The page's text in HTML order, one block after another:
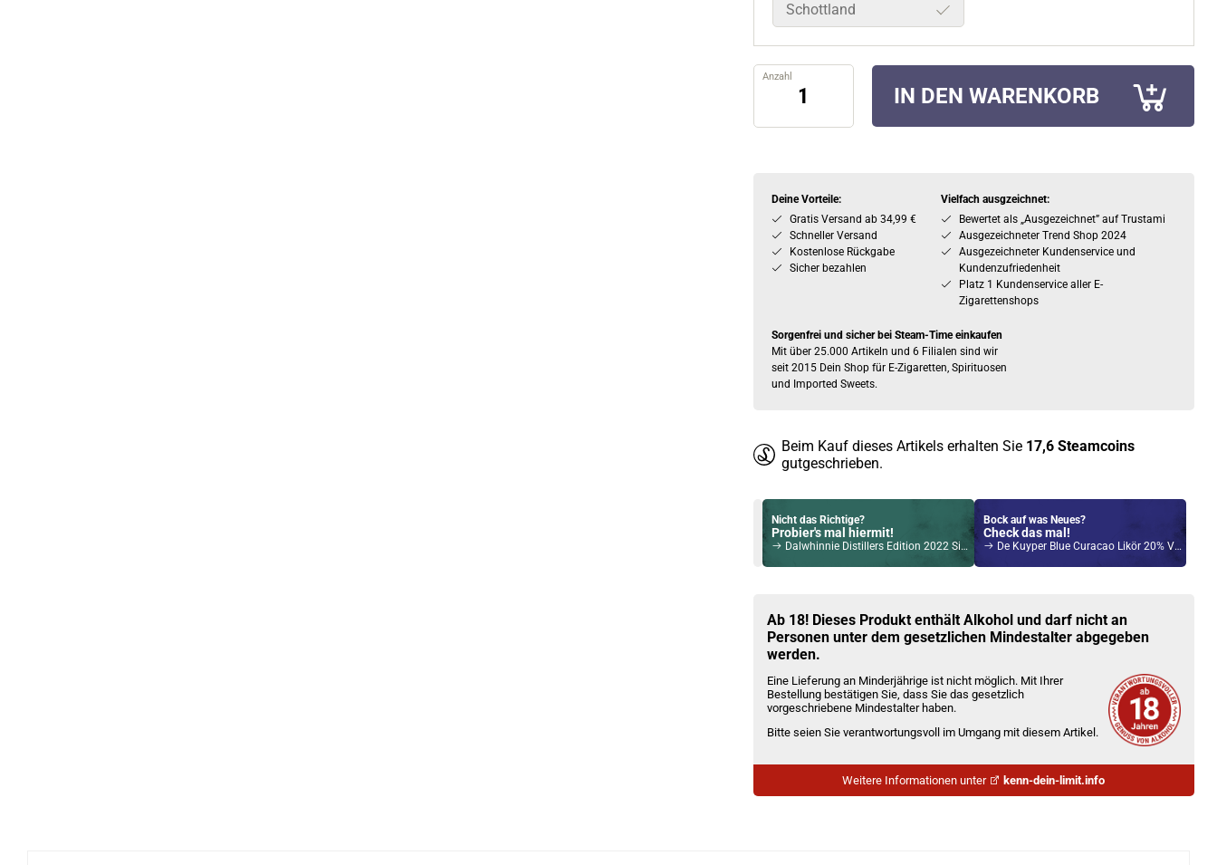
Schottland
Anzahl
IN DEN WARENKORB
Deine Vorteile:
Gratis Versand ab 34,99 €
Schneller Versand
Kostenlose Rückgabe
Sicher bezahlen
Vielfach ausgzeichnet:
Bewertet als „Ausgezeichnet” auf Trustami
Ausgezeichneter Trend Shop 2024
Ausgezeichneter Kundenservice und
Kundenzufriedenheit
Platz 1 Kundenservice aller E-
Zigarettenshops
Sorgenfrei und sicher bei Steam-Time einkaufen
Mit über 25.000 Artikeln und 6 Filialen sind wir
seit 2015 Dein Shop für E-Zigaretten, Spirituosen
und Imported Sweets.
Beim Kauf dieses Artikels erhalten Sie 17,6 Steamcoins
gutgeschrieben.
Nicht das Richtige?
Probier's mal hiermit!
Dalwhinnie Distillers Edition 2022 Single Malt Scotch Whisky 43% vol. 700ml
Bock auf was Neues?
Check das mal!
De Kuyper Blue Curacao Likör 20% Vol. 700ml
Asvape Touch Pod System 1,5ml 500mAh Kit Silber
Ab 18! Dieses Produkt enthält Alkohol und darf nicht an
Personen unter dem gesetzlichen Mindestalter abgegeben
werden.
Eine Lieferung an Minderjährige ist nicht möglich. Mit Ihrer
Bestellung bestätigen Sie, dass Sie das gesetzlich
vorgeschriebene Mindestalter haben.
Bitte seien Sie verantwortungsvoll im Umgang mit diesem Artikel.
Weitere Informationen unter kenn-dein-limit.info